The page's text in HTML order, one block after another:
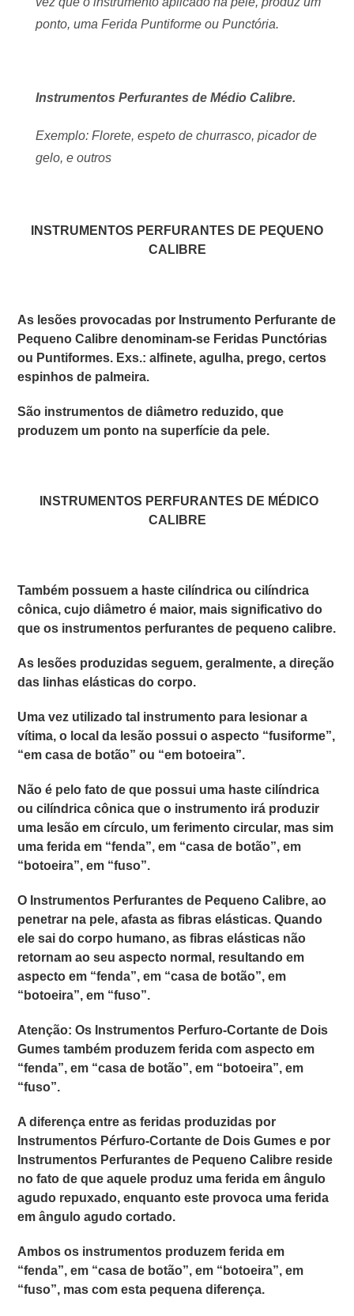
ponto, uma Ferida Puntiforme ou Punctória.
Instrumentos Perfurantes de Médio Calibre.
Exemplo: Florete, espeto de churrasco, picador de
gelo, e outros
INSTRUMENTOS PERFURANTES DE PEQUENO
CALIBRE
As lesões provocadas por Instrumento Perfurante de
Pequeno Calibre denominam-se Feridas Punctórias
ou Puntiformes. Exs.: alfinete, agulha, prego, certos
espinhos de palmeira.
São instrumentos de diâmetro reduzido, que
produzem um ponto na superfície da pele.
INSTRUMENTOS PERFURANTES DE MÉDICO
CALIBRE
Também possuem a haste cilíndrica ou cilíndrica
cônica, cujo diâmetro é maior, mais significativo do
que os instrumentos perfurantes de pequeno calibre.
As lesões produzidas seguem, geralmente, a direção
das linhas elásticas do corpo.
Uma vez utilizado tal instrumento para lesionar a
vítima, o local da lesão possui o aspecto “fusiforme”,
“em casa de botão” ou “em botoeira”.
Não é pelo fato de que possui uma haste cilíndrica
ou cilíndrica cônicaque o instrumento irá produzir
uma lesão em círculo, um ferimento circular, mas sim
uma ferida em “fenda”, em “casa de botão”, em
“botoeira”, em “fuso”.
O Instrumentos Perfurantes de Pequeno Calibre, ao
penetrar na pele, afasta as fibras elásticas. Quando
ele sai do corpo humano, as fibras elásticas não
retornam ao seu aspecto normal, resultando em
aspecto em “fenda”, em “casa de botão”, em
“botoeira”, em “fuso”.
Atenção: Os Instrumentos Perfuro-Cortante de Dois
Gumes também produzem ferida com aspecto em
“fenda”, em “casa de botão”, em “botoeira”, em
“fuso”.
A diferença entre as feridas produzidas por
Instrumentos Pérfuro-Cortante de Dois Gumese por
Instrumentos Perfurantes de Pequeno Calibre reside
no fato de que aquele produz uma ferida em ângulo
agudo repuxado, enquanto este provoca uma ferida
em ângulo agudo cortado.
Ambos os instrumentos produzem ferida em
“fenda”, em “casa de botão”, em “botoeira”, em
“fuso”, mas com esta pequena diferença.